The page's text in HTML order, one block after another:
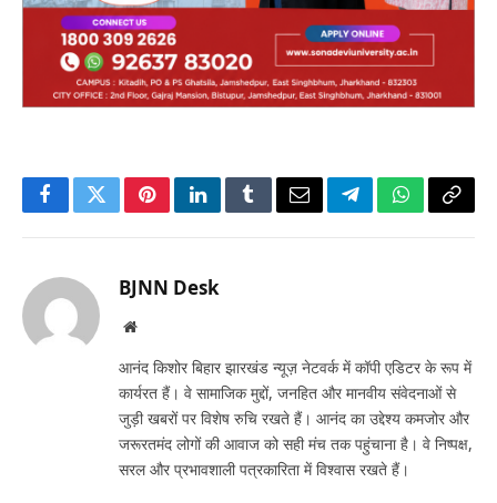
FacebookTwitterPinterestLinkedInTumblrEmailTelegramWhatsApp
Copy
BJNN Desk
Website
आनंद किशोर बिहार झारखंड न्यूज़ नेटवर्क में कॉपी एडिटर के रूप में
कार्यरत हैं। वे सामाजिक मुद्दों, जनहित और मानवीय संवेदनाओं से
जुड़ी खबरों पर विशेष रुचि रखते हैं। आनंद का उद्देश्य कमजोर और
जरूरतमंद लोगों की आवाज को सही मंच तक पहुंचाना है। वे निष्पक्ष,
सरल और प्रभावशाली पत्रकारिता में विश्वास रखते हैं।